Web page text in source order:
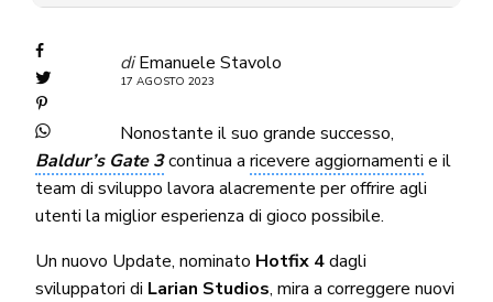
di Emanuele Stavolo
17 AGOSTO 2023
Nonostante il suo grande successo,
Baldur’s Gate 3continua aricevere aggiornamenti e il
team di sviluppo lavora alacremente per offrire agli
utenti la miglior esperienza di gioco possibile.
Un nuovo Update, nominato Hotfix 4dagli
sviluppatori di Larian Studios, mira a correggere nuovi